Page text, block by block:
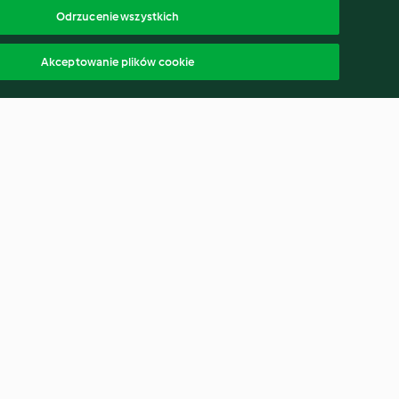
Odrzucenie wszystkich
Akceptowanie plików cookie